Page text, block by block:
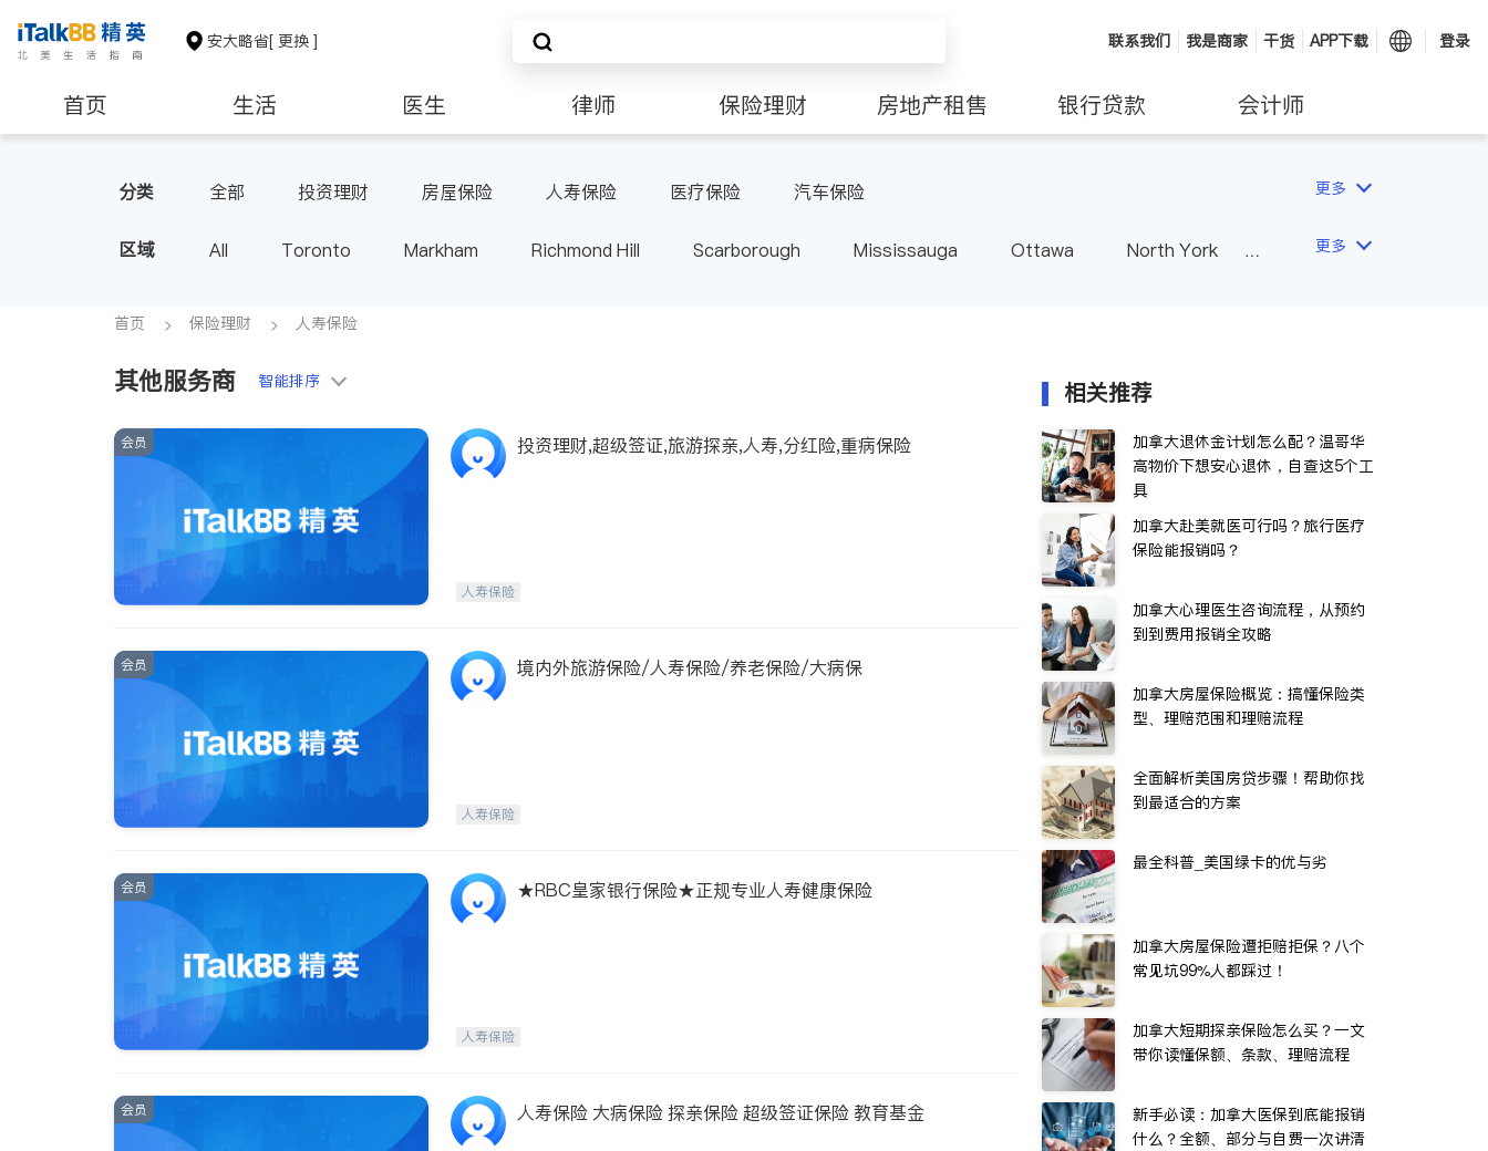
安大略省[ 更换 ] 联系我们 我是商家 干货 APP下载 登录
首页 生活 医生 律师 保险理财 房地产租售 银行贷款 会计师
分类 全部 投资理财 房屋保险 人寿保险 医疗保险 汽车保险 更多
区域 All Toronto Markham Richmond Hill Scarborough Mississauga Ottawa
North York
Aurora
Stouffville
更多
首页 保险理财 人寿保险
其他服务商 智能排序
会员 投资理财,超级签证,旅游探亲,人寿,分红险,重病保险
人寿保险
会员 境内外旅游保险/人寿保险/养老保险/大病保
人寿保险
会员 ★RBC皇家银行保险★正规专业人寿健康保险
人寿保险
会员 人寿保险 大病保险 探亲保险 超级签证保险 教育基金
相关推荐
加拿大退休金计划怎么配？温哥华
高物价下想安心退休，自查这5个工
具
加拿大赴美就医可行吗？旅行医疗
保险能报销吗？
加拿大心理医生咨询流程，从预约
到到费用报销全攻略
加拿大房屋保险概览：搞懂保险类
型、理赔范围和理赔流程
全面解析美国房贷步骤！帮助你找
到最适合的方案
最全科普_美国绿卡的优与劣
加拿大房屋保险遭拒赔拒保？八个
常见坑99%人都踩过！
加拿大短期探亲保险怎么买？一文
带你读懂保额、条款、理赔流程
新手必读：加拿大医保到底能报销
什么？全额、部分与自费一次讲清